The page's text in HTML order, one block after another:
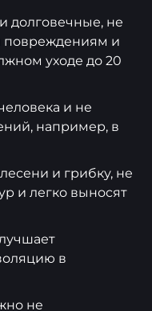
долговечные, не
повреждениям и
уходе до 20
и не
например, в
и грибку, не
и легко выносят
в
нe